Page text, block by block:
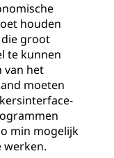
houden
groot
te kunnen
van het
moeten
min mogelijk
werken.